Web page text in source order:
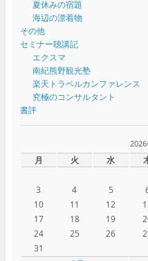
夏休みの宿題
海辺の漂着物
その他
セミナー聴講記
エクスマ
南紀熊野観光塾
楽天トラベルカンファレンス
究極のコンサルタント
書評
2026
月 火 水
3
4 5
10
11 12
17
18 19
24
25 26
31